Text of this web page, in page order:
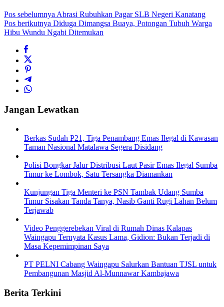
Pos sebelumnya Abrasi Rubuhkan Pagar SLB Negeri Kanatang
Pos berikutnya Diduga Dimangsa Buaya, Potongan Tubuh Warga
Hibu Wundu Ngabi Ditemukan
Jangan Lewatkan
Berkas Sudah P21, Tiga Penambang Emas Ilegal di Kawasan
Taman Nasional Matalawa Segera Disidang
Polisi Bongkar Jalur Distribusi Laut Pasir Emas Ilegal Sumba
Timur ke Lombok, Satu Tersangka Diamankan
Kunjungan Tiga Menteri ke PSN Tambak Udang Sumba
Timur Sisakan Tanda Tanya, Nasib Ganti Rugi Lahan Belum
Terjawab
Video Penggerebekan Viral di Rumah Dinas Kalapas
Waingapu Ternyata Kasus Lama, Gidion: Bukan Terjadi di
Masa Kepemimpinan Saya
PT PELNI Cabang Waingapu Salurkan Bantuan TJSL untuk
Pembangunan Masjid Al-Munnawar Kambajawa
Berita Terkini